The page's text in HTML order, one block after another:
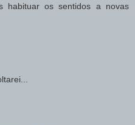
habituar os sentidos a novas